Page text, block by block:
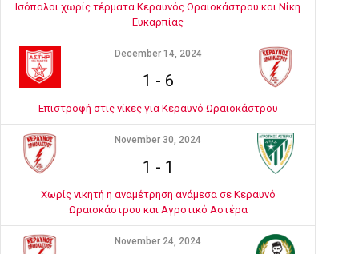
Ισόπαλοι χωρίς τέρματα Κεραυνός Ωραιοκάστρου και Νίκη
Ευκαρπίας
December 14, 2024
1 - 6
Επιστροφή στις νίκες για Κεραυνό Ωραιοκάστρου
November 30, 2024
1 - 1
Χωρίς νικητή η αναμέτρηση ανάμεσα σε Κεραυνό
Ωραιοκάστρου και Αγροτικό Αστέρα
November 24, 2024